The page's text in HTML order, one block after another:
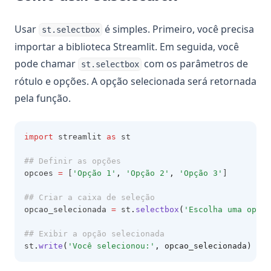
Usar st.selectbox é simples. Primeiro, você precisa
importar a biblioteca Streamlit. Em seguida, você
pode chamar
st.selectbox com os parâmetros de
rótulo e opções. A opção selecionada será retornada
pela função.
import streamlit as st
## Definir as opções
opcoes = 'Opção 1' , 'Opção 2' , 'Opção 3'
## Criar a caixa de seleção
opcao_selecionada = st . selectbox ( 'Escolha uma
## Exibir a opção selecionada
st . write ( 'Você selecionou:' , opcao_selecionada)